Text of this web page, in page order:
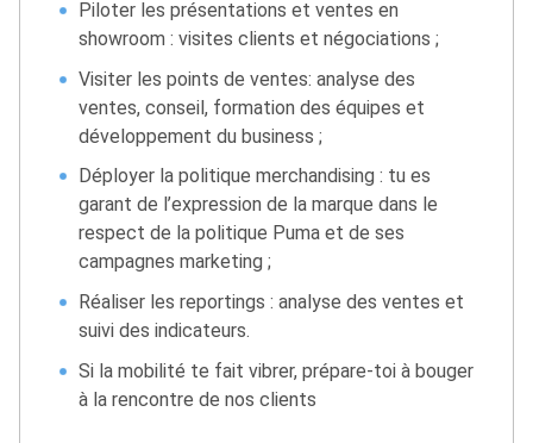
Piloter les présentations et ventes en
showroom : visites clients et négociations ;
Visiter les points de ventes: analyse des
ventes, conseil, formation des équipes et
développement du business ;
Déployer la politique merchandising : tu es
garant de l’expression de la marque dans le
respect de la politique Puma et de ses
campagnes marketing ;
Réaliser les reportings : analyse des ventes et
suivi des indicateurs.
Si la mobilité te fait vibrer, prépare-toi à bouger
à la rencontre de nos clients